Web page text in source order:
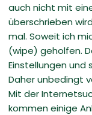
auch nicht mit
überschrieben
mal. Soweit ich
(wipe) geholfen.
Einstellungen und
Daher unbedingt
Mit der
kommen einige